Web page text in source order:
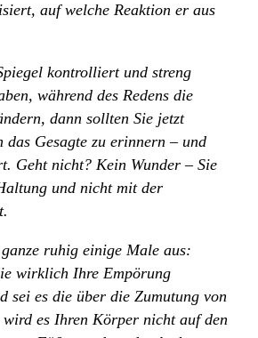
auf welche Reaktion er aus
kontrolliert und streng
während des Redens die
dann sollten Sie jetzt
das Gesagte zu erinnern – und
Geht nicht? Kein Wunder – Sie
und nicht mit der
ruhig einige Male aus:
wirklich Ihre Empörung
sei es die über die Zumutung von
wird es Ihren Körper nicht auf den